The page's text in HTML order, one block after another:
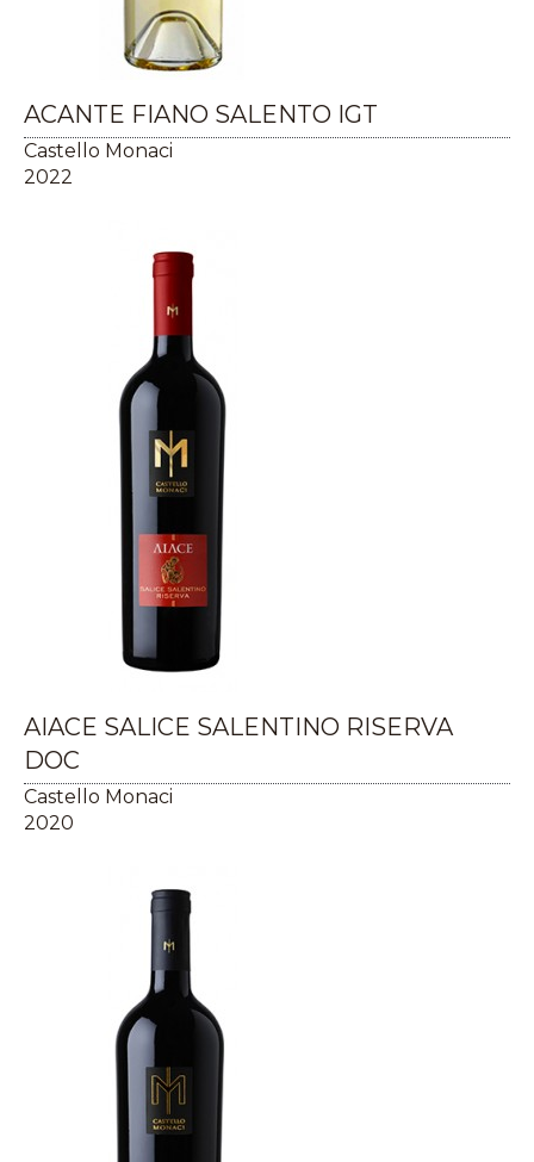
ACANTE FIANO SALENTO IGT
Castello Monaci
2022
AIACE SALICE SALENTINO RISERVA
DOC
Castello Monaci
2020